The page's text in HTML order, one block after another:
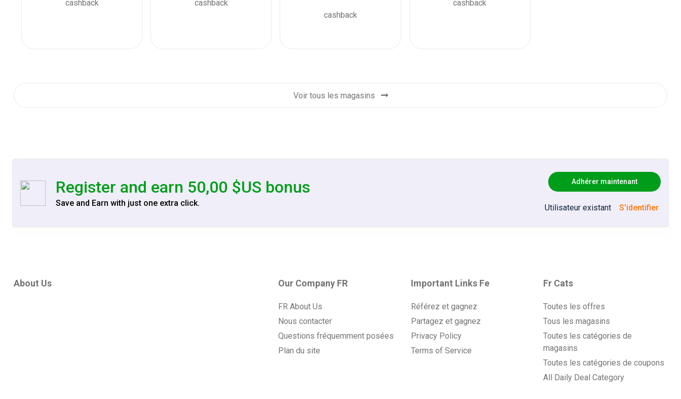
cashback cashback
cashback
cashback
Voir tous les magasins
Register and earn 50,00 $US bonus
Save and Earn with just one extra click.
Adhérer maintenant
Utilisateur existant S'identifier
About Us Our Company FR
FR About Us
Nous contacter
Questions fréquemment posées
Plan du site
Important Links Fe
Référez et gagnez
Partagez et gagnez
Privacy Policy
Terms of Service
Fr Cats
Toutes les offres
Tous les magasins
Toutes les catégories de
magasins
Toutes les catégories de coupons
All Daily Deal Category